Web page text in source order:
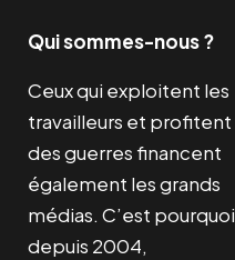
Qui sommes-nous ?
Ceux qui exploitent les
travailleurs et profitent
des guerres financent
également les grands
médias. C’est pourquoi
depuis 2004,